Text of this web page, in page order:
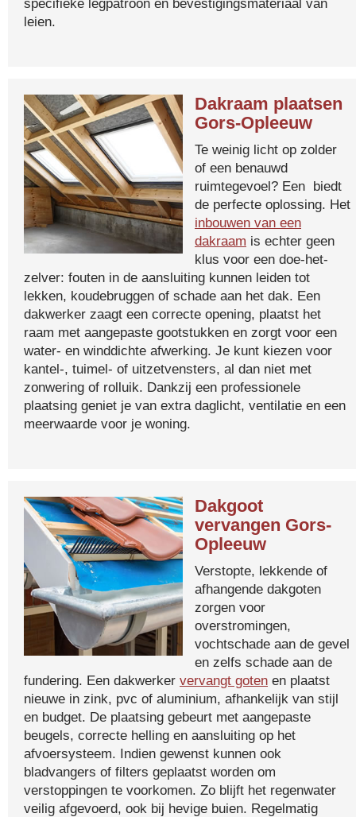
specifieke legpatroon en bevestigingsmateriaal van
leien.
Dakraam plaatsen
Gors-Opleeuw
Te weinig licht op zolder
of een benauwd
ruimtegevoel? Een biedt
de perfecte oplossing. Het
inbouwen van een
dakraam is echter geen
klus voor een doe-het-
zelver: fouten in de aansluiting kunnen leiden tot
lekken, koudebruggen of schade aan het dak. Een
dakwerker zaagt een correcte opening, plaatst het
raam met aangepaste gootstukken en zorgt voor een
water- en winddichte afwerking. Je kunt kiezen voor
kantel-, tuimel- of uitzetvensters, al dan niet met
zonwering of rolluik. Dankzij een professionele
plaatsing geniet je van extra daglicht, ventilatie en een
meerwaarde voor je woning.
Dakgoot
vervangen Gors-
Opleeuw
Verstopte, lekkende of
afhangende dakgoten
zorgen voor
overstromingen,
vochtschade aan de gevel
en zelfs schade aan de
fundering. Een dakwerker vervangt goten en plaatst
nieuwe in zink, pvc of aluminium, afhankelijk van stijl
en budget. De plaatsing gebeurt met aangepaste
beugels, correcte helling en aansluiting op het
afvoersysteem. Indien gewenst kunnen ook
bladvangers of filters geplaatst worden om
verstoppingen te voorkomen. Zo blijft het regenwater
veilig afgevoerd, ook bij hevige buien. Regelmatig